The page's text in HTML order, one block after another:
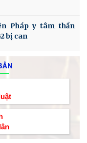
Pháp y tâm thần
bị can